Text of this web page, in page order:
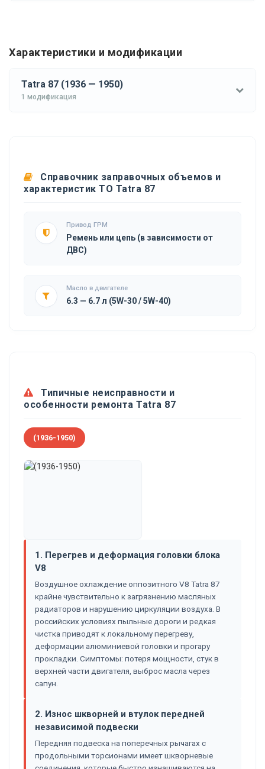
Характеристики и модификации
Tatra 87 (1936 — 1950)
1 модификация
Справочник заправочных объемов и
характеристик ТО Tatra 87
Привод ГРМ
Ремень или цепь (в зависимости от
ДВС)
Масло в двигателе
6.3 — 6.7 л (5W-30 / 5W-40)
Типичные неисправности и
особенности ремонта Tatra 87
(1936-1950)
1. Перегрев и деформация головки блока
V8
Воздушное охлаждение оппозитного V8 Tatra 87
крайне чувствительно к загрязнению масляных
радиаторов и нарушению циркуляции воздуха. В
российских условиях пыльные дороги и редкая
чистка приводят к локальному перегреву,
деформации алюминиевой головки и прогару
прокладки. Симптомы: потеря мощности, стук в
верхней части двигателя, выброс масла через
сапун.
2. Износ шкворней и втулок передней
независимой подвески
Передняя подвеска на поперечных рычагах с
продольными торсионами имеет шкворневые